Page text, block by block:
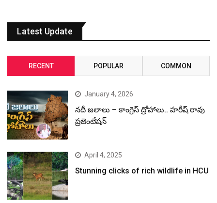
Latest Update
RECENT POPULAR COMMON
January 4, 2026
నదీ జలాలు – కాంగ్రెస్ ద్రోహాలు.. హరీష్ రావు
ప్రజెంటేషన్
April 4, 2025
Stunning clicks of rich wildlife in HCU